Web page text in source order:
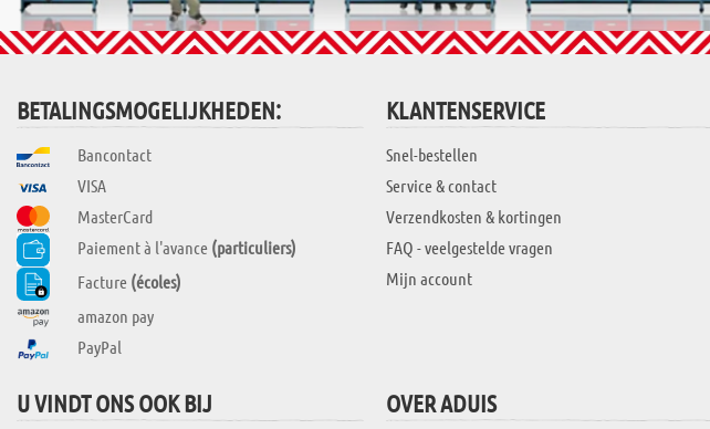
BETALINGSMOGELIJKHEDEN:
Bancontact
VISA
MasterCard
Paiement à l'avance (particuliers)
Facture (écoles)
amazon pay
PayPal
KLANTENSERVICE
Snel-bestellen
Service & contact
Verzendkosten & kortingen
FAQ - veelgestelde vragen
Mijn account
U VINDT ONS OOK BIJ OVER ADUIS